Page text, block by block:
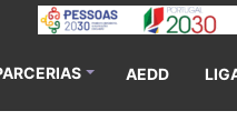
AEDD